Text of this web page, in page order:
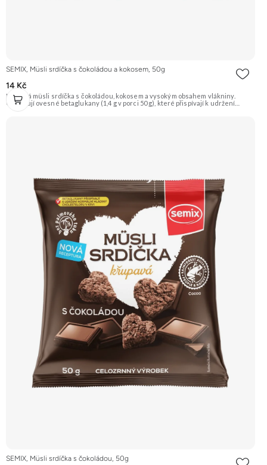
SEMIX, Müsli srdíčka s čokoládou a kokosem, 50g
14 Kč
Křupavá müsli srdíčka s čokoládou, kokosem a vysokým obsahem vlákniny.
Obsahují ovesné betaglukany (1,4 g v porci 50 g), které přispívají k udržení
SEMIX, Müsli srdíčka s čokoládou, 50g